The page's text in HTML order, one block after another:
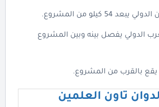
54 كيلو من المشروع.
الدولي يفصل بينه وبين المشروع
يقع بالقرب من المشروع.
تاون العلمين